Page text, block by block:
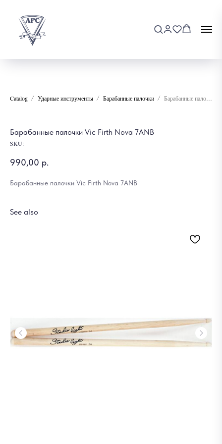
Catalog Ударные инструменты Барабанные палочки
Барабанные палочки Vic Firth Nova 7АNB
SKU:
990,00 р.
Барабанные палочки Vic Firth Nova 7АNB
See also